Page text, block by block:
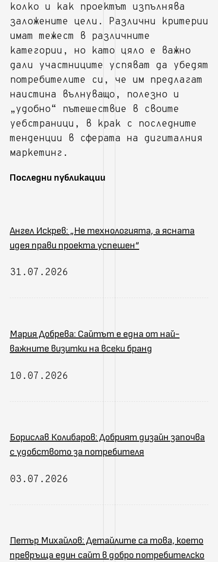
колко и как проектът изпълнява
заложените цели. Различни критерии
имат тежест в различните
категории, но като цяло е важно
дали участниците успяват да убедят
потребителите си, че им предлагат
наистина вълнуващо, полезно и
„удобно“ пътешествие в своите
уебстраници, в крак с последните
тенденции в сферата на дигиталния
маркетинг.
Последни публикации
Ангел Искрев: „Не технологията, а ясната
идея прави проекта успешен“
31.07.2026
Мария Добрева: Сайтът е една от най-
важните визитки на всеки бранд
10.07.2026
Борислав Колибаров: Добрият дизайн започва
с удобството за потребителя
03.07.2026
Петър Михайлов: Детайлите са това, което
превръща един сайт в добро потребителско